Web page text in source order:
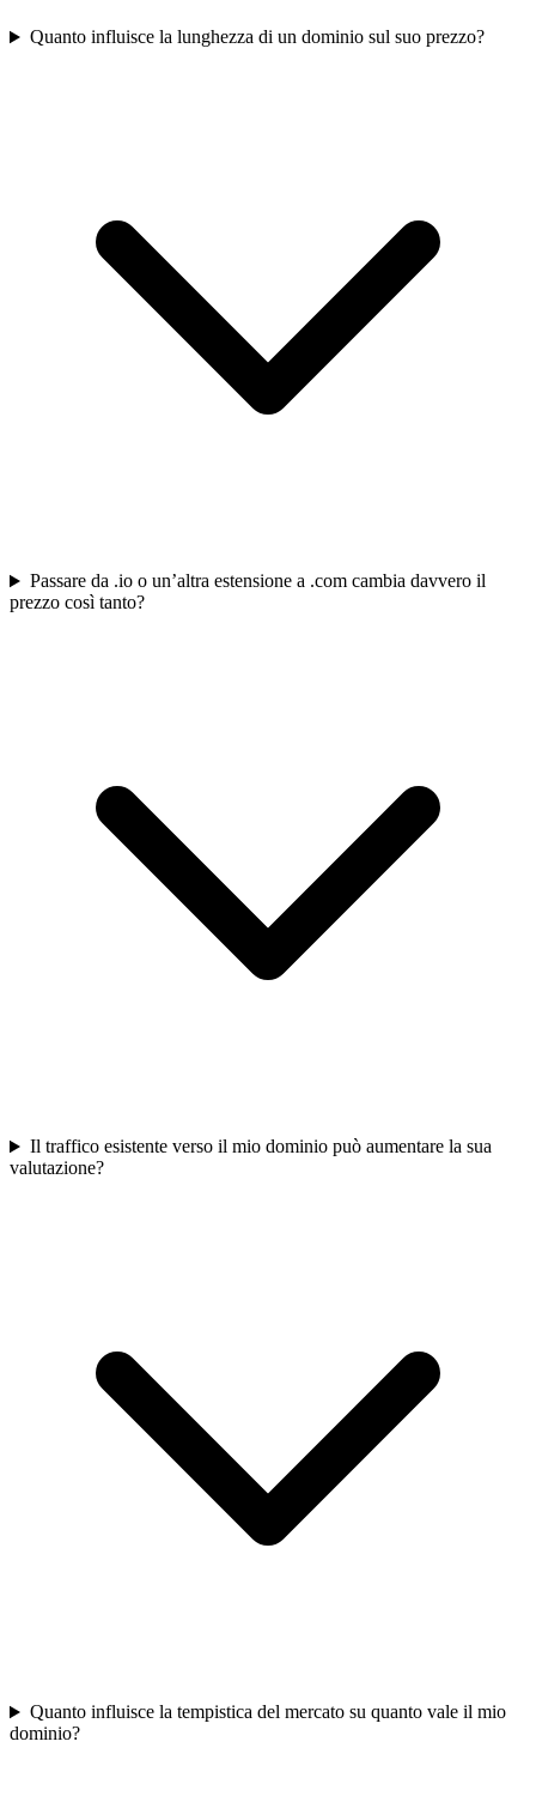
Quanto influisce la lunghezza di un dominio sul suo prezzo?
Passare da .io o un’altra estensione a .com cambia davvero il
prezzo così tanto?
Il traffico esistente verso il mio dominio può aumentare la sua
valutazione?
Quanto influisce la tempistica del mercato su quanto vale il mio
dominio?